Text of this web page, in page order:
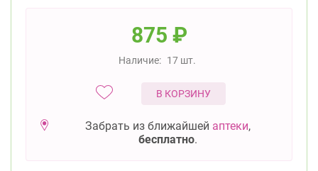
875 ₽
Наличие: 17 шт.
В КОРЗИНУ
Забрать из ближайшей аптеки,
бесплатно.